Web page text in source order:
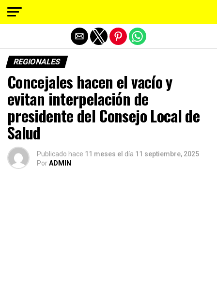
REGIONALES
Concejales hacen el vacío y
evitan interpelación de
presidente del Consejo Local de
Salud
Publicado hace 11 meses el día 11 septiembre, 2025
PorADMIN